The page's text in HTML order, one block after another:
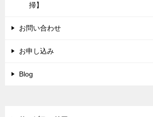
掃】
お問い合わせ
お申し込み
Blog